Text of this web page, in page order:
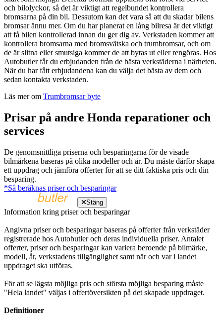
och bilolyckor, så det är viktigt att regelbundet kontrollera
bromsarna på din bil. Dessutom kan det vara så att du skadar bilens
bromsar ännu mer. Om du har planerat en lång bilresa är det viktigt
att få bilen kontrollerad innan du ger dig av. Verkstaden kommer att
kontrollera bromsarna med bromsvätska och trumbromsar, och om
de är slitna eller smutsiga kommer de att bytas ut eller rengöras. Hos
Autobutler får du erbjudanden från de bästa verkstäderna i närheten.
När du har fått erbjudandena kan du välja det bästa av dem och
sedan kontakta verkstaden.
Läs mer om Trumbromsar byte
Prisar på andre Honda reparationer och
services
De genomsnittliga priserna och besparingarna för de visade
bilmärkena baseras på olika modeller och år. Du måste därför skapa
ett uppdrag och jämföra offerter för att se ditt faktiska pris och din
besparing.
*Så beräknas priser och besparingar
Stäng
Information kring priser och besparingar
Angivna priser och besparingar baseras på offerter från verkstäder
registrerade hos Autobutler och deras individuella priser. Antalet
offerter, priser och besparingar kan variera beroende på bilmärke,
modell, år, verkstadens tillgänglighet samt när och var i landet
uppdraget ska utföras.
För att se lägsta möjliga pris och största möjliga besparing måste
"Hela landet" väljas i offertöversikten på det skapade uppdraget.
Definitioner